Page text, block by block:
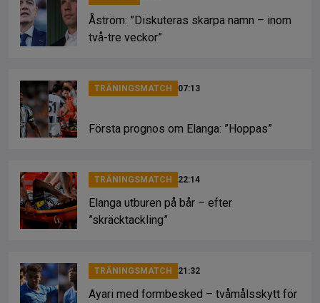
Åström: ”Diskuteras skarpa namn – inom
två-tre veckor”
TRÄNINGSMATCH 07:13
Första prognos om Elanga: ”Hoppas”
TRÄNINGSMATCH 22:14
Elanga utburen på bår – efter
”skräcktackling”
TRÄNINGSMATCH 21:32
Ayari med formbesked – tvåmålsskytt för